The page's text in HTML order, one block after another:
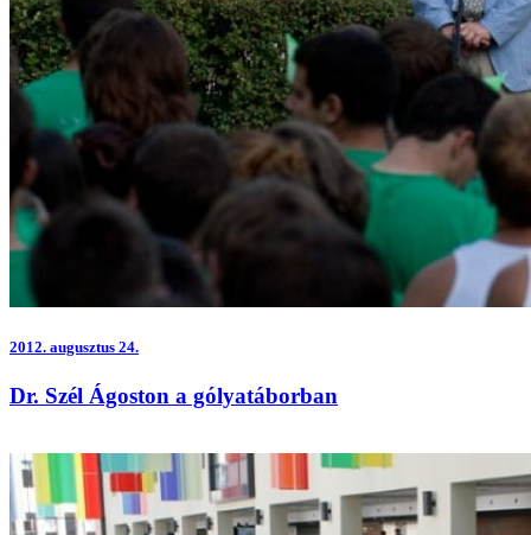
2012. augusztus 24.
Dr. Szél Ágoston a gólyatáborban